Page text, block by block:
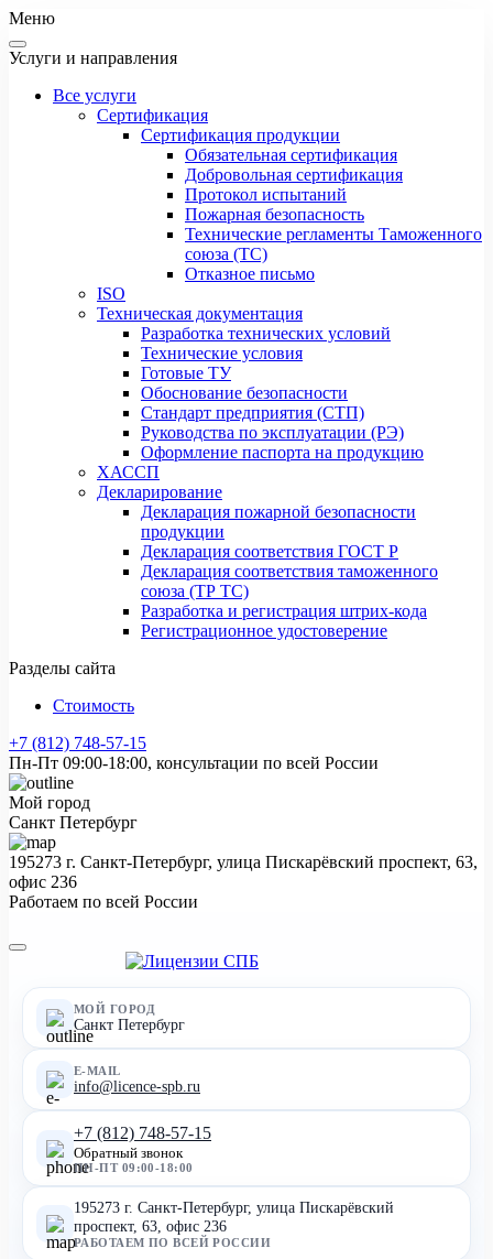
Меню
Услуги и направления
Все услуги
Сертификация
Сертификация продукции
Обязательная сертификация
Добровольная сертификация
Протокол испытаний
Пожарная безопасность
Технические регламенты Таможенного
союза (ТС)
Отказное письмо
ISO
Техническая документация
Разработка технических условий
Технические условия
Готовые ТУ
Обоснование безопасности
Стандарт предприятия (СТП)
Руководства по эксплуатации (РЭ)
Оформление паспорта на продукцию
ХАССП
Декларирование
Декларация пожарной безопасности
продукции
Декларация соответствия ГОСТ Р
Декларация соответствия таможенного
союза (ТР ТС)
Разработка и регистрация штрих-кода
Регистрационное удостоверение
Разделы сайта
Стоимость
+7 (812) 748-57-15
Пн-Пт 09:00-18:00, консультации по всей России
Мой город
Санкт Петербург
195273 г. Санкт-Петербург, улица Пискарёвский проспект, 63,
офис 236
Работаем по всей России
МОЙ ГОРОД
Санкт Петербург
E-MAIL
info@licence-spb.ru
+7 (812) 748-57-15
Обратный звонок
ПН-ПТ 09:00-18:00
195273 г. Санкт-Петербург, улица Пискарёвский
проспект, 63, офис 236
РАБОТАЕМ ПО ВСЕЙ РОССИИ